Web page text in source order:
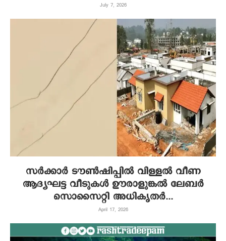
July 7, 2026
സർക്കാർ ടൗൺഷിപ്പിൽ വിള്ളൽ വീണ
ആദ്യഘട്ട വീടുകൾ ഊരാളുങ്കൽ ലേബർ
സൊസൈറ്റി അധികൃതർ...
April 17, 2026